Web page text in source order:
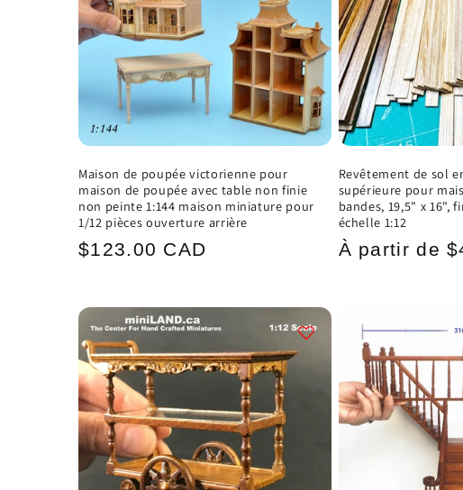
Maison de poupée victorienne pour
maison de poupée avec table non finie
non peinte 1:144 maison miniature pour
1/12 pièces ouverture arrière
Prix
$123.00 CAD
Revêtement de sol
supérieure pour
bandes, 19,5" x 16",
échelle 1:12
Prix
À partir de